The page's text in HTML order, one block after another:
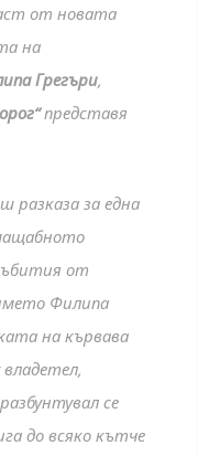
от новата
на
Грегъри,
представя
разказа за една
от
Филипа
на кървава
се
до всяко кътче